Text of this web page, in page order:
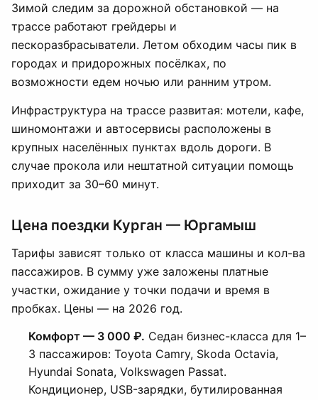
Зимой следим за дорожной обстановкой — на
трассе работают грейдеры и
пескоразбрасыватели. Летом обходим часы пик в
городах и придорожных посёлках, по
возможности едем ночью или ранним утром.
Инфраструктура на трассе развитая: мотели, кафе,
шиномонтажи и автосервисы расположены в
крупных населённых пунктах вдоль дороги. В
случае прокола или нештатной ситуации помощь
приходит за 30–60 минут.
Цена поездки Курган — Юргамыш
Тарифы зависят только от класса машины и кол-ва
пассажиров. В сумму уже заложены платные
участки, ожидание у точки подачи и время в
пробках. Цены — на 2026 год.
Комфорт — 3 000 ₽. Седан бизнес-класса для 1–
3 пассажиров: Toyota Camry, Skoda Octavia,
Hyundai Sonata, Volkswagen Passat.
Кондиционер, USB-зарядки, бутилированная